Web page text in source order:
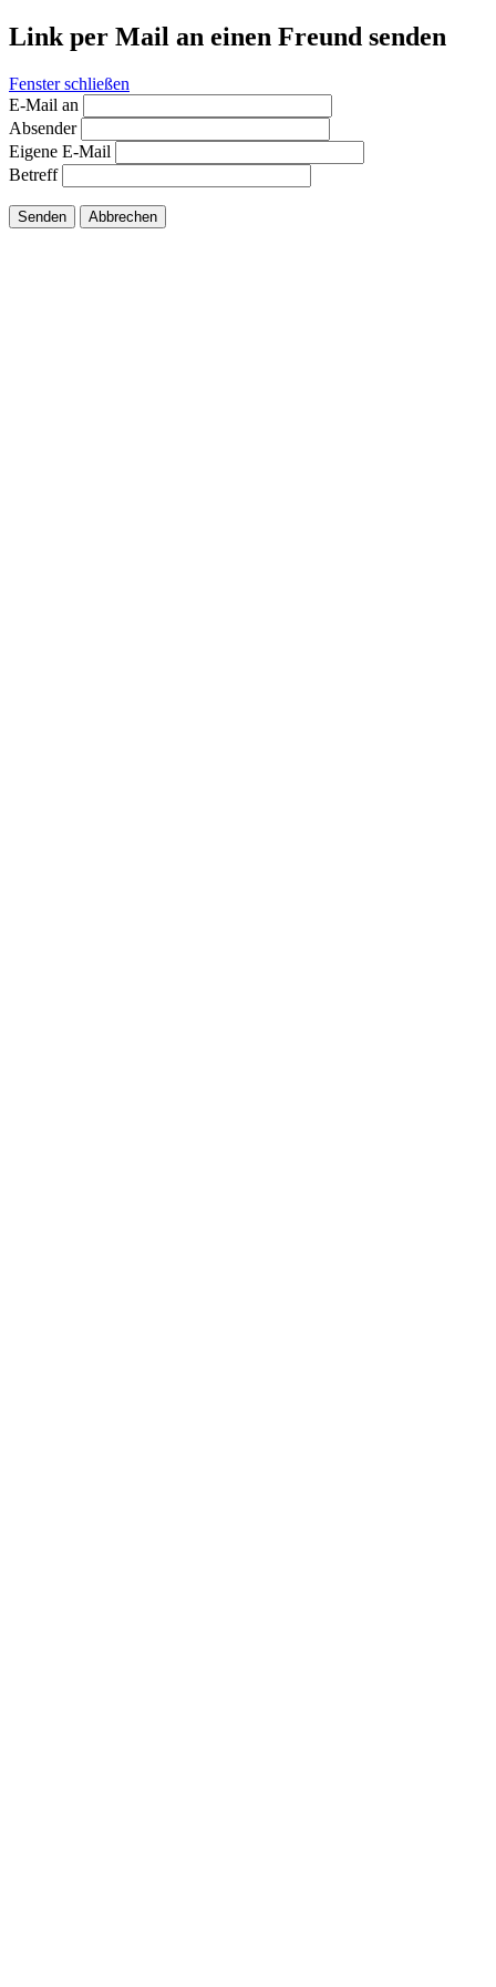
Link per Mail an einen Freund senden
Fenster schließen
E-Mail an
Absender
Eigene E-Mail
Betreff
Senden Abbrechen